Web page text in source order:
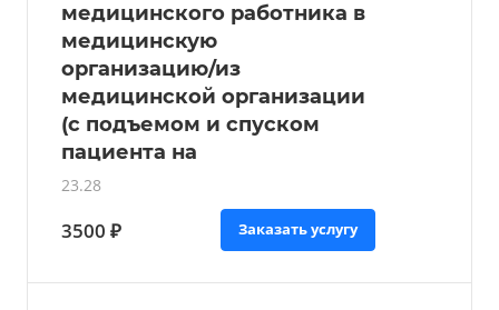
медицинского работника в
медицинскую
организацию/из
медицинской организации
(с подъемом и спуском
пациента на
23.28
3500 ₽ Заказать услугу